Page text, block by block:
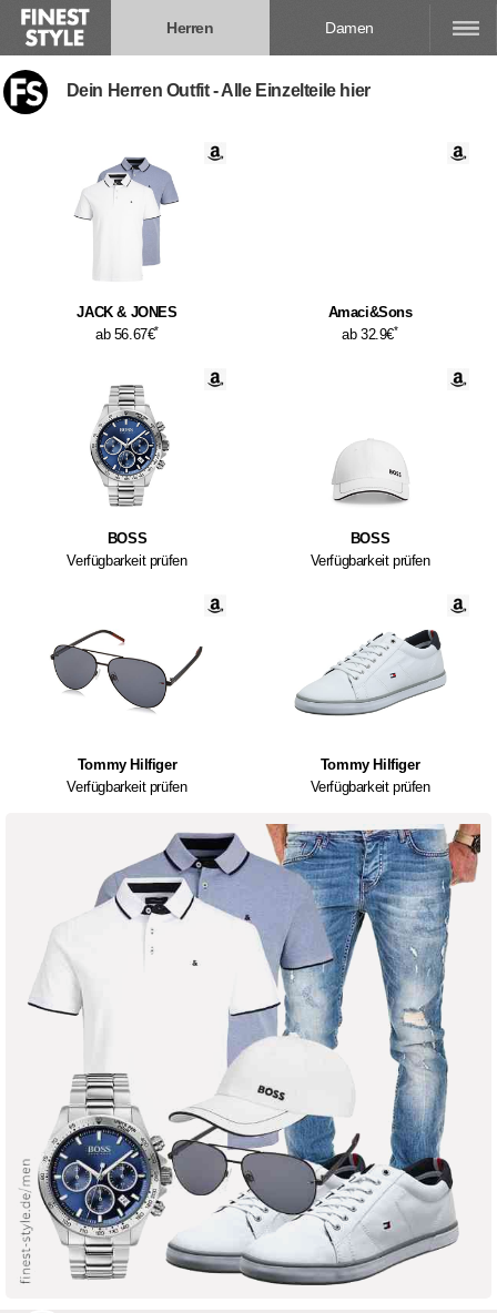
Herren Damen
Dein Herren Outfit - Alle Einzelteile hier
JACK & JONES
ab 56.67€*
Amaci&Sons
ab 32.9€*
BOSS
Verfügbarkeit prüfen
BOSS
Verfügbarkeit prüfen
Tommy Hilfiger
Verfügbarkeit prüfen
Tommy Hilfiger
Verfügbarkeit prüfen